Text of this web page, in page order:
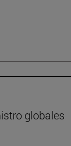
globales